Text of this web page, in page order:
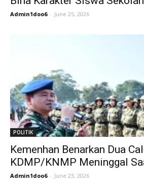
Admin1doo6 - June 25, 2026
POLITIK
Kemenhan Benarkan Dua
KDMP/KNMP Meninggal
Admin1doo6 - June 23, 2026